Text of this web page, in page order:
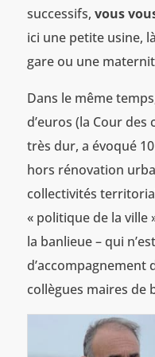
successifs, vous
ici une petite usine,
gare ou une
Dans le même
d’euros (la Cour
très dur, a évoqué
hors rénovation
collectivités
« politique de la ville
la banlieue – qui
d’accompagnement
collègues maires de